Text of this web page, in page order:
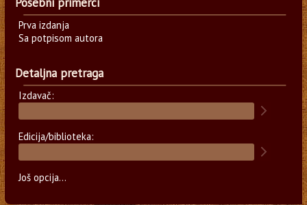
Prva izdanja
Sa potpisom autora
Detaljna pretraga
Izdavač:
Edicija/biblioteka:
Još opcija...